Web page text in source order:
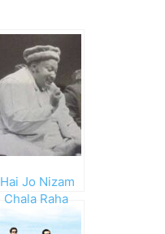
Jo Nizam
Raha